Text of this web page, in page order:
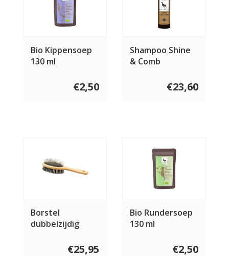
Bio Kippensoep
130 ml
€2,50
Shampoo Shine
& Comb
€23,60
Borstel
dubbelzijdig
€25,95
Bio Rundersoep
130 ml
€2,50